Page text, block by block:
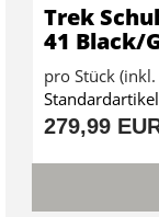
Trek
41 Black/
pro Stück
Standardartikel
279,99